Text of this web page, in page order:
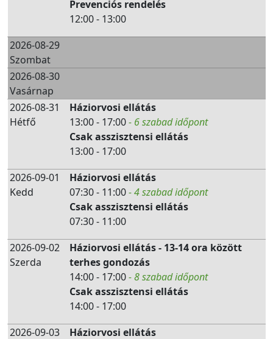
Prevenciós rendelés
12:00 - 13:00
2026-08-29
Szombat
2026-08-30
Vasárnap
2026-08-31
Hétfő
Háziorvosi ellátás
13:00 - 17:00- 6 szabad időpont
Csak asszisztensi ellátás
13:00 - 17:00
2026-09-01
Kedd
Háziorvosi ellátás
07:30 - 11:00- 4 szabad időpont
Csak asszisztensi ellátás
07:30 - 11:00
2026-09-02
Szerda
Háziorvosi ellátás - 13-14 ora között
terhes gondozás
14:00 - 17:00- 8 szabad időpont
Csak asszisztensi ellátás
14:00 - 17:00
2026-09-03
Háziorvosi ellátás